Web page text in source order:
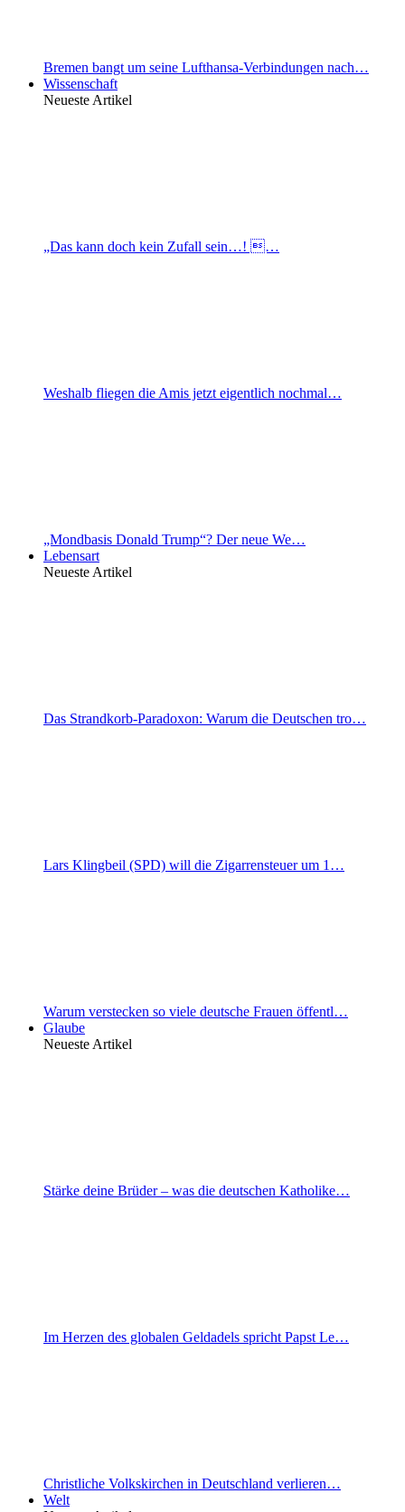
Bremen bangt um seine Lufthansa-Verbindungen nach…
Wissenschaft
Neueste Artikel
„Das kann doch kein Zufall sein…! …
Weshalb fliegen die Amis jetzt eigentlich nochmal…
„Mondbasis Donald Trump“? Der neue We…
Lebensart
Neueste Artikel
Das Strandkorb-Paradoxon: Warum die Deutschen tro…
Lars Klingbeil (SPD) will die Zigarrensteuer um 1…
Warum verstecken so viele deutsche Frauen öffentl…
Glaube
Neueste Artikel
Stärke deine Brüder – was die deutschen Katholike…
Im Herzen des globalen Geldadels spricht Papst Le…
Christliche Volkskirchen in Deutschland verlieren…
Welt